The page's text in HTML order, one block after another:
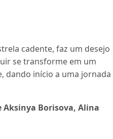
cadente, faz um desejo
se transforme em um
dando início a uma jornada
Aksinya Borisova, Alina